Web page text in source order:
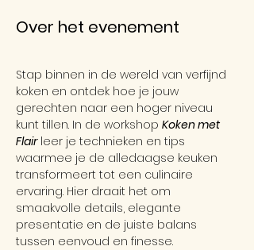
Over het evenement
Stap binnen in de wereld van verfijnd
koken en ontdek hoe je jouw
gerechten naar een hoger niveau
kunt tillen. In de workshop Koken met
Flair leer je technieken en tips
waarmee je de alledaagse keuken
transformeert tot een culinaire
ervaring. Hier draait het om
smaakvolle details, elegante
presentatie en de juiste balans
tussen eenvoud en finesse.